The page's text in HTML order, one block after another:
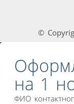
©
на 1
ФИО